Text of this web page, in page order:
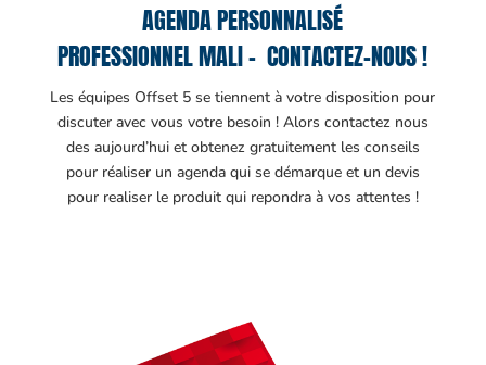
AGENDA PERSONNALISÉ
PROFESSIONNEL MALI – CONTACTEZ-NOUS !
Les équipes Offset 5 se tiennent à votre disposition pour
discuter avec vous votre besoin ! Alors contactez nous
des aujourd’hui et obtenez gratuitement les conseils
pour réaliser un agenda qui se démarque et un devis
pour realiser le produit qui repondra à vos attentes !